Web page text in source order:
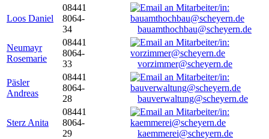
Loos Daniel
08441
8064-
34
bauamthochbau@scheyern.de
Neumayr
Rosemarie
08441
8064-
33
vorzimmer@scheyern.de
Päsler
Andreas
08441
8064-
28
bauverwaltung@scheyern.de
Sterz Anita
08441
8064-
29
kaemmerei@scheyern.de